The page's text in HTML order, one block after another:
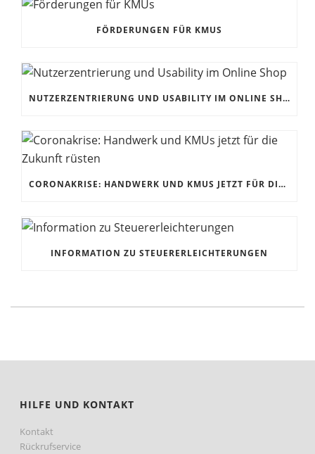
FÖRDERUNGEN FÜR KMUS
NUTZERZENTRIERUNG UND USABILITY IM ONLINE SHOP
CORONAKRISE: HANDWERK UND KMUS JETZT FÜR DIE ZUKUNFT RÜSTEN
INFORMATION ZU STEUERERLEICHTERUNGEN
HILFE UND KONTAKT
Kontakt
Rückrufservice